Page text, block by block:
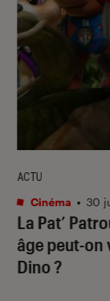
La Pat’
âge peut-on
Dino?
ACTU
Cinéma • 30